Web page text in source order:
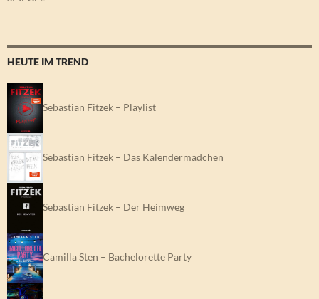
HEUTE IM TREND
Sebastian Fitzek – Playlist
Sebastian Fitzek – Das Kalendermädchen
Sebastian Fitzek – Der Heimweg
Camilla Sten – Bachelorette Party